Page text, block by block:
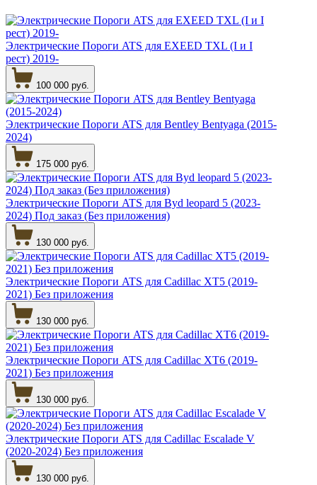
Электрические Пороги ATS для EXEED TXL (I и I
рест) 2019-
100 000 руб.
Электрические Пороги ATS для Bentley Bentyaga (2015-
2024)
175 000 руб.
Электрические Пороги ATS для Byd leopard 5 (2023-
2024) Под заказ (Без приложения)
130 000 руб.
Электрические Пороги ATS для Cadillac XT5 (2019-
2021) Без приложения
130 000 руб.
Электрические Пороги ATS для Cadillac XT6 (2019-
2021) Без приложения
130 000 руб.
Электрические Пороги ATS для Cadillac Escalade V
(2020-2024) Без приложения
130 000 руб.